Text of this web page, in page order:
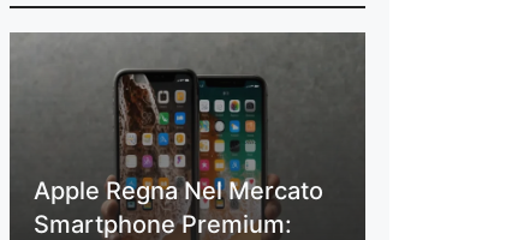
Apple Regna Nel Mercato
Smartphone Premium: